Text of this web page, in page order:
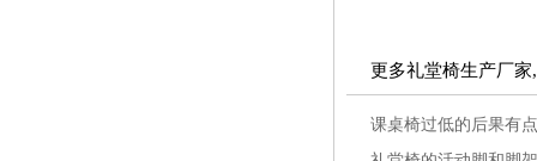
更多礼堂椅生产厂
课桌椅过低的后果有